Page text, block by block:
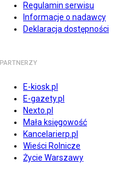
Regulamin serwisu
Informacje o nadawcy
Deklaracja dostępności
PARTNERZY
E-kiosk.pl
E-gazety.pl
Nexto.pl
Mała księgowość
Kancelarierp.pl
Wieści Rolnicze
Życie Warszawy